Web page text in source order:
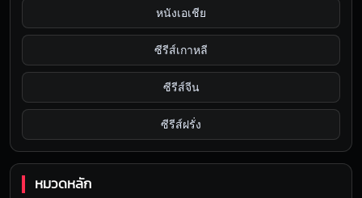
หนังเอเชีย
ซีรีส์เกาหลี
ซีรีส์จีน
ซีรีส์ฝรั่ง
หมวดหลัก